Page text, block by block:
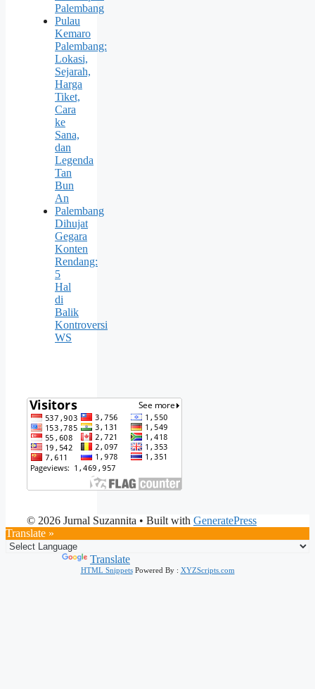
Palembang
Pulau
Kemaro
Palembang:
Lokasi,
Sejarah,
Harga
Tiket,
Cara
ke
Sana,
dan
Legenda
Tan
Bun
An
Palembang
Dihujat
Gegara
Konten
Rendang:
5
Hal
di
Balik
Kontroversi
WS
© 2026 Jurnal Suzannita • Built with GeneratePress
Translate »
Translate
HTML SnippetsPowered By : XYZScripts.com